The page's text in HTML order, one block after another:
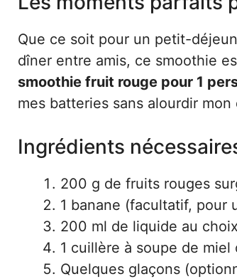
Que ce soit pour un petit-
dîner entre amis, ce smoothie
smoothie fruit rouge pour 1
mes batteries sans alourdir mon
Ingrédients
200 g de fruits rouges
1 banane (facultatif, pour
200 ml de liquide au
1 cuillère à soupe de miel
Quelques glaçons